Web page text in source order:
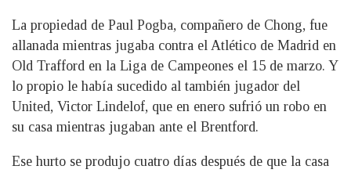
La propiedad de Paul Pogba, compañero de Chong, fue
allanada mientras jugaba contra el Atlético de Madrid en
Old Trafford en la Liga de Campeones el 15 de marzo. Y
lo propio le había sucedido al también jugador del
United, Victor Lindelof, que en enero sufrió un robo en
su casa mientras jugaban ante el Brentford.
Ese hurto se produjo cuatro días después de que la casa